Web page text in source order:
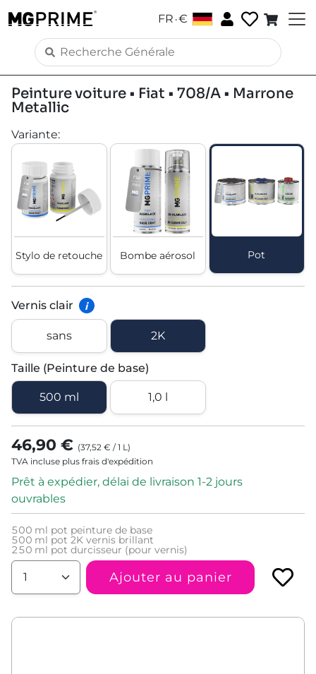
FR .€
Peinture voiture • Fiat • 708/A • Marrone
Metallic
Variante:
Stylo de retouche Bombe aérosol Pot
Vernis clair i
sans 2K
Taille (Peinture de base)
500 ml 1,0 l
46,90 € (37,52 € /1 L )
TVA incluse plus frais d'expédition
Prêt à expédier, délai de livraison 1-2 jours
ouvrables
500 ml pot peinture de base
500 ml pot 2K vernis brillant
250 ml pot durcisseur (pour vernis)
Ajouter au panier